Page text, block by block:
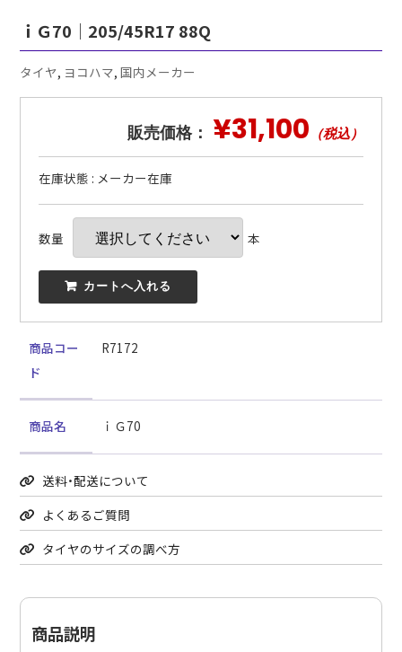
ｉＧ70｜205/45R17 88Q
タイヤ, ヨコハマ,国内メーカー
販売価格： ¥31,100 （税込）
在庫状態 : メーカー在庫
数量 本
 カートへ入れる
商品コー
ド
R7172
商品名 ｉＧ70
送料・配送について
よくあるご質問
タイヤのサイズの調べ方
商品説明